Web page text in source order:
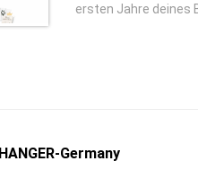
ersten Jahre deines
Germany